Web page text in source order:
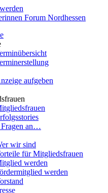
aufgeben
an…
wir sind
für Mitgliedsfrauen
werden
werden